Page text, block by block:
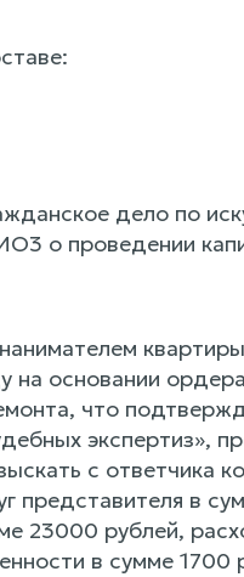
дело по
о проведении
на основании
что
экспертиз»,
с ответчика
представителя в
23000 рублей,
в сумме